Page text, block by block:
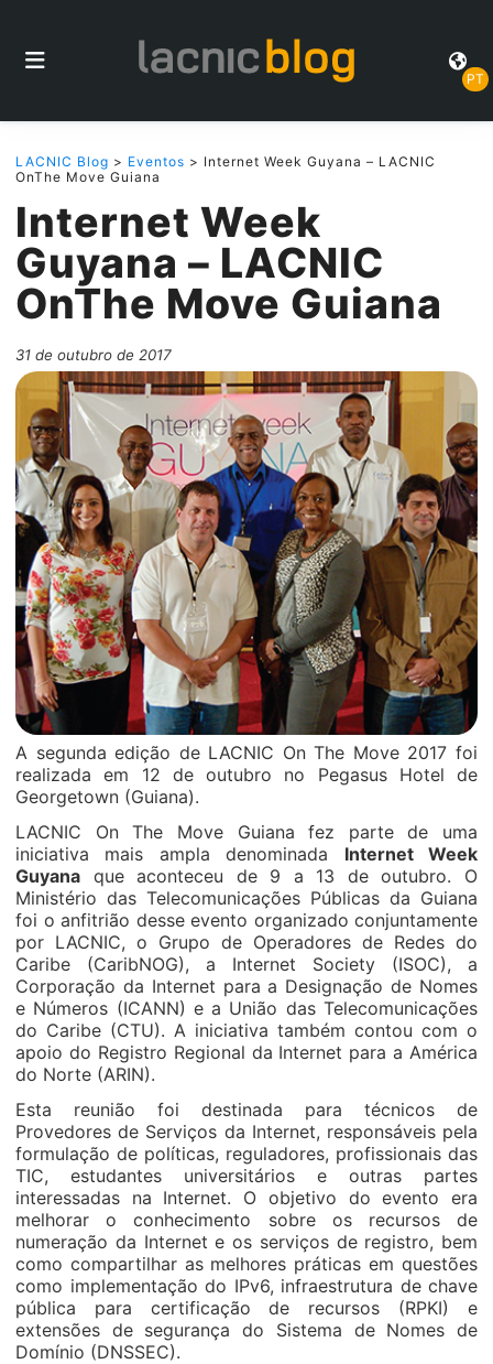
PT
LACNIC Blog > Eventos > Internet Week Guyana – LACNIC
OnThe Move Guiana
Internet Week
Guyana – LACNIC
OnThe Move Guiana
31 de outubro de 2017
A segunda edição de LACNIC On The Move 2017 foi
realizada em 12 de outubro no Pegasus Hotel de
Georgetown (Guiana).
LACNIC On The Move Guiana fez parte de uma
iniciativa mais ampla denominada Internet Week
Guyana que aconteceu de 9 a 13 de outubro. O
Ministério das Telecomunicações Públicas da Guiana
foi o anfitrião desse evento organizado conjuntamente
por LACNIC, o Grupo de Operadores de Redes do
Caribe (CaribNOG), a Internet Society (ISOC), a
Corporação da Internet para a Designação de Nomes
e Números (ICANN) e a União das Telecomunicações
do Caribe (CTU). A iniciativa também contou com o
apoio do Registro Regional da Internet para a América
do Norte (ARIN).
Esta reunião foi destinada para técnicos de
Provedores de Serviços da Internet, responsáveis pela
formulação de políticas, reguladores, profissionais das
TIC, estudantes universitários e outras partes
interessadas na Internet. O objetivo do evento era
melhorar o conhecimento sobre os recursos de
numeração da Internet e os serviços de registro, bem
como compartilhar as melhores práticas em questões
como implementação do IPv6, infraestrutura de chave
pública para certificação de recursos (RPKI) e
extensões de segurança do Sistema de Nomes de
Domínio (DNSSEC).